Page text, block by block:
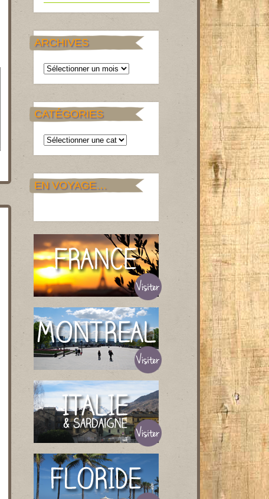
ARCHIVES
Archives
CATÉGORIES
Catégories
EN VOYAGE…